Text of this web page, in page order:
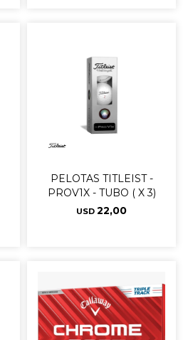
PELOTAS TITLEIST -
PROV1X - TUBO ( X 3)
USD 22,00